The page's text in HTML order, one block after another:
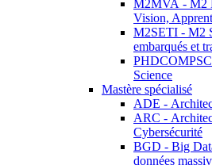
M2MVA - M2
Vision,
M2SETI - M2
embarqués et
Science
Mastère spécialisé
ADE -
ARC -
Cybersécurité
BGD - Big
données